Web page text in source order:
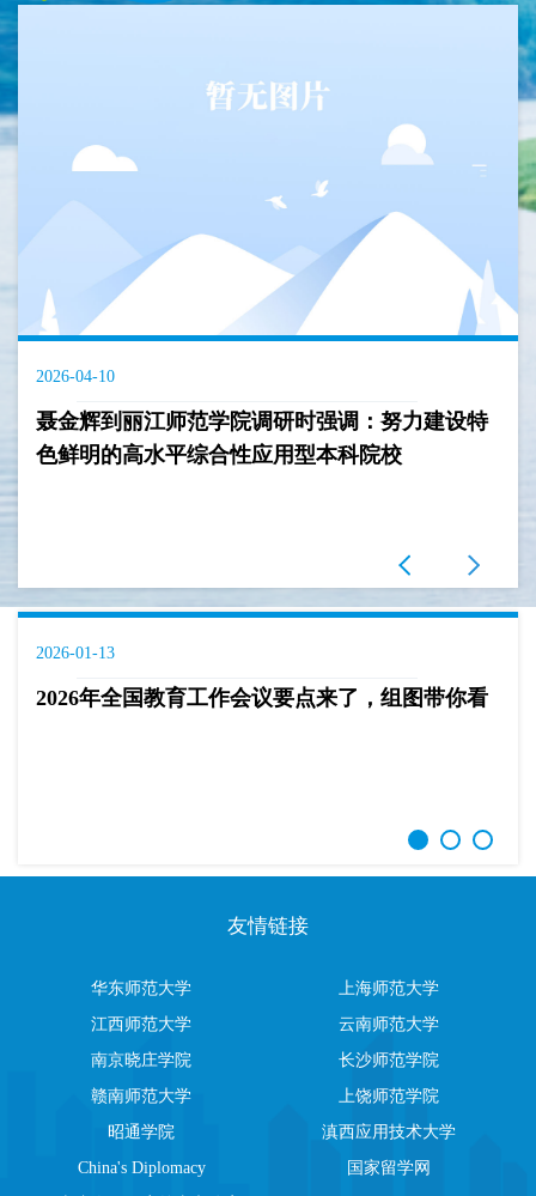
2026-04-10
聂金辉到丽江师范学院调研时强调：努力建设特
色鲜明的高水平综合性应用型本科院校
2026-01-13
2026年全国教育工作会议要点来了，组图带你看
友情链接
华东师范大学
上海师范大学
江西师范大学
云南师范大学
南京晓庄学院
长沙师范学院
赣南师范大学
上饶师范学院
昭通学院
滇西应用技术大学
China's Diplomacy
国家留学网